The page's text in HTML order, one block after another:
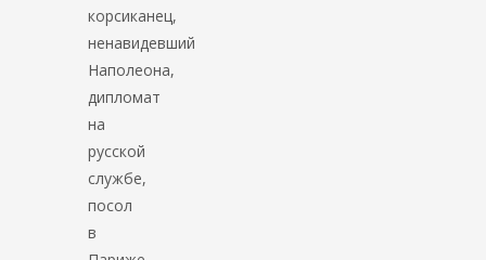
корсиканец,
ненавидевший
Наполеона,
дипломат
на
русской
службе,
посол
в